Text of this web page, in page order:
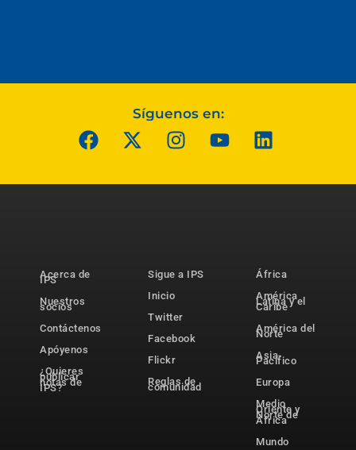
Síguenos en:
Acerca de
IPS
Nuestros
socios
Contáctenos
Apóyenos
¿Quieres
publicar
notas de
IPS?
Sigue a IPS
Inicio
Twitter
Facebook
Flickr
Reglas de
comunidad
África
América
Latina y el
Caribe
América del
Norte
Asia-
Pacífico
Europa
Medio
Oriente y
Norte de
África
Mundo